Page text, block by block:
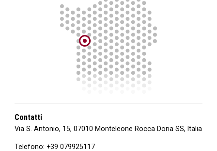
Contatti
Via S. Antonio, 15, 07010 Monteleone Rocca Doria SS, Italia
Telefono: +39 079925117